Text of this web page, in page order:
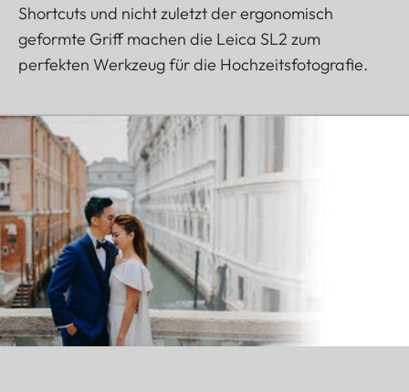
Shortcuts und nicht zuletzt der ergonomisch
geformte Griff machen die Leica SL2 zum
perfekten Werkzeug für die Hochzeitsfotografie.